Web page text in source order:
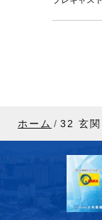
ホーム 32 玄関